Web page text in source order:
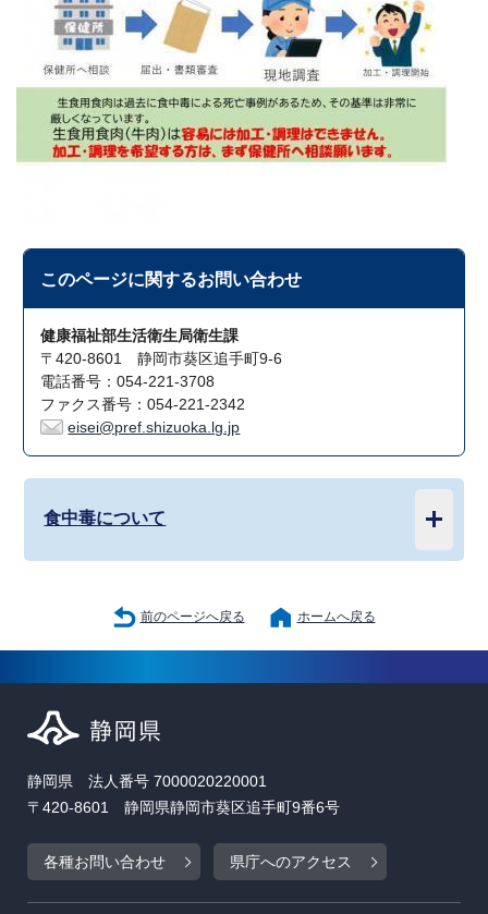
このページに関するお問い合わせ
健康福祉部生活衛生局衛生課
〒420-8601 静岡市葵区追手町9-6
電話番号：054-221-3708
ファクス番号：054-221-2342
eisei@pref.shizuoka.lg.jp
食中毒について
前のページへ戻る ホームへ戻る
静岡県 法人番号 7000020220001
〒420-8601 静岡県静岡市葵区追手町9番6号
各種お問い合わせ 県庁へのアクセス